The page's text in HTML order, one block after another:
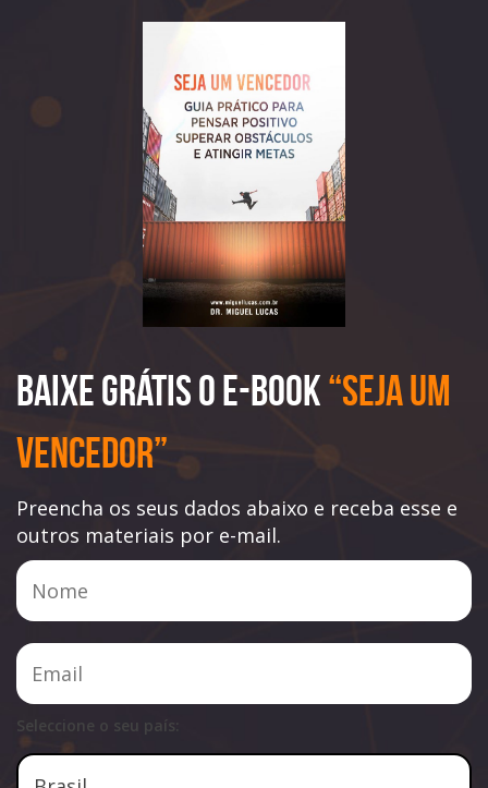
Baixe Grátis o e-book“Seja Um
Vencedor”
Preencha os seus dados abaixo e receba esse e
outros materiais por e-mail.
Seleccione o seu país: